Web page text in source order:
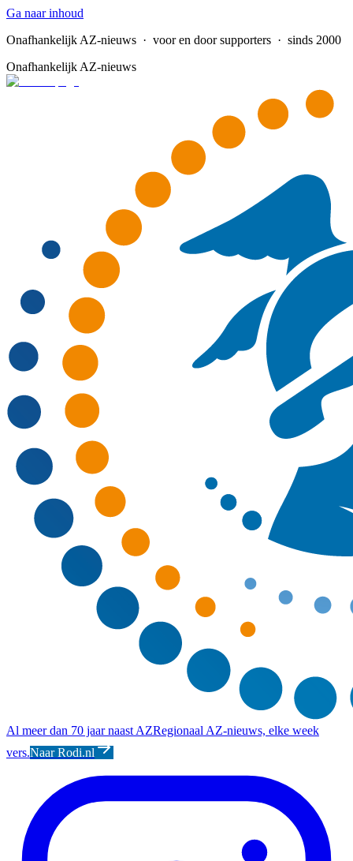
Ga naar inhoud
Onafhankelijk AZ-nieuws · voor en door supporters · sinds 2000
Onafhankelijk AZ-nieuws
Al meer dan 70 jaar naast AZRegionaal AZ-nieuws, elke week
vers.Naar Rodi.nl